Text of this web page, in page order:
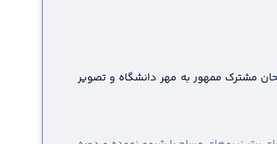
مشترک ممهور به مهر دانشگاه و تصویر